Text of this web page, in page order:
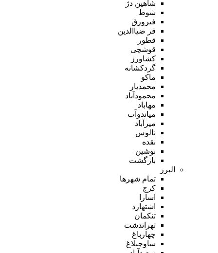
شاهین دژ
شوط
فیرورق
قر ضیاالدین
قطور
قوشچی
کشاورز
گردکشانه
ماکو
محمدیار
محمودآباد
مهاباد
میاندوآب
میرآباد
نالوس
نقده
نوشین
بازگشت
البرز
تمام شهر‌ها
کرج
اسارا
اشتهارد
تنکمان
تهراندشت
چهارباغ
ساوجبلاغ